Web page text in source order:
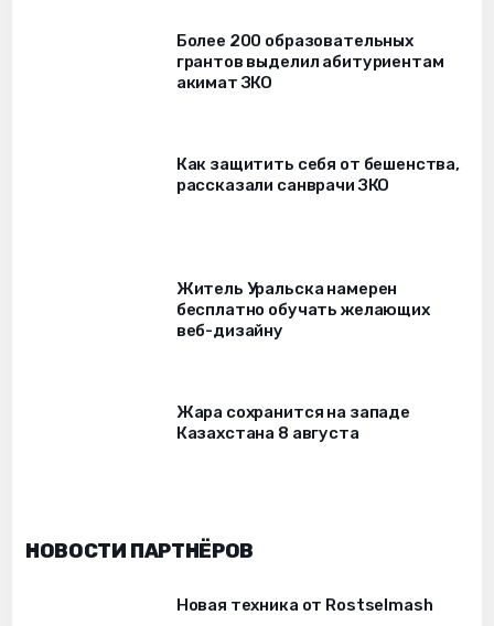
Более 200 образовательных
грантов выделил абитуриентам
акимат ЗКО
Как защитить себя от бешенства,
рассказали санврачи ЗКО
Житель Уральска намерен
бесплатно обучать желающих
веб-дизайну
Жара сохранится на западе
Казахстана 8 августа
НОВОСТИ ПАРТНЁРОВ
Новая техника от Rostselmash